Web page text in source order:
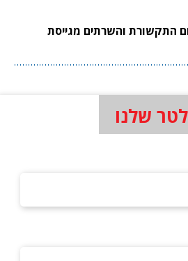
התקשורת והשרתים מגייסת
שלנו